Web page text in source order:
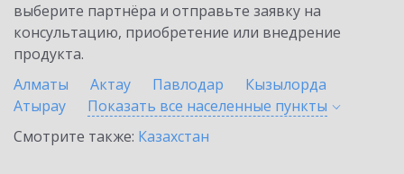
выберите партнёра и отправьте заявку на
консультацию, приобретение или внедрение
продукта.
Алматы
Актау Павлодар
Кызылорда
Атырау
Показать все населенные пункты
Смотрите также: Казахстан